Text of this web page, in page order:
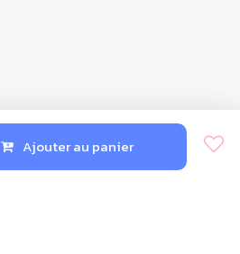
Ajouter au panier
Newkeys.fr